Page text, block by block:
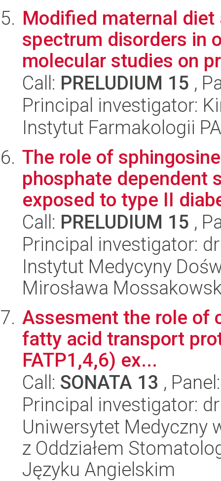
Modified maternal
spectrum disorders in
molecular studies on
Call: PRELUDIUM 15 ,
Principal investigator:
Instytut Farmakologii
The role of
phosphate dependent
exposed to type II
Call: PRELUDIUM 15 ,
Principal investigator:
Instytut Medycyny
Mirosława
Assesment the role of
fatty acid transport
FATP1,4,6) ex...
Call: SONATA 13 ,
Principal investigator:
Uniwersytet Medyczny
z Oddziałem
Języku Angielskim